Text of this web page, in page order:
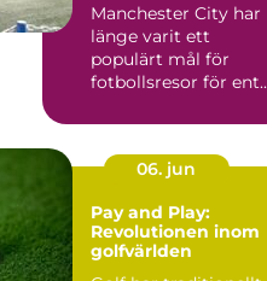
Manchester City har
länge varit ett
populärt mål för
fotbollsresor för
06. jun
Pay and Play:
Revolutionen inom
golfvärlden